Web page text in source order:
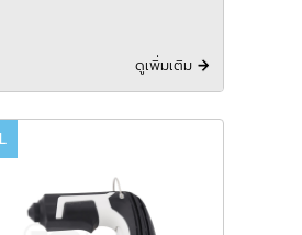
ดูเพิ่มเติม